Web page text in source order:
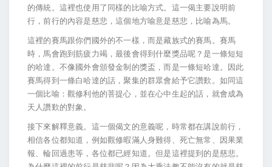
的傳統。這裡也使用了同樣的比喻方式。這一偈主要說明前
行，前行的內容是慈悲，這個地方喻意是慈悲，比喻為馬。
這裡的賽馬跟你們國外的不一樣，而是藏族式的賽馬。賽馬
時，馬會跑到筋疲力竭，最後會得到什麼獎品呢？是一條短短
的哈達。不像國外會頒發金制的獎盃，而是一條短哈達。因此
賽馬得到一條白哈達的話，聚集的群眾會給予它讚歎。如同這
一個比喻：觀修利他的菩提心，並在心中生起的話，就會成為
天人讚歎的對象。
接下來解釋意義。這一個偈文的意義呢，時常都在講說前行，
相信各位都知道，例如觀修暇滿人身難得、死亡無常、因果業
報、輪回過患等，各位都已經知道。但是這裡提到的是慈悲。